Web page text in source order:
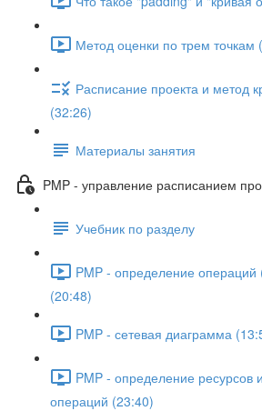
Метод оценки по трем точкам
Расписание проекта и метод
(32:26)
Материалы занятия
PMP - управление расписанием
Учебник по разделу
PMP - определение операций
(20:48)
PMP - сетевая диаграмма
PMP - определение ресурсов
операций (23:40)